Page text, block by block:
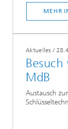
MEHR
Aktuelles /
MdB
Austausch